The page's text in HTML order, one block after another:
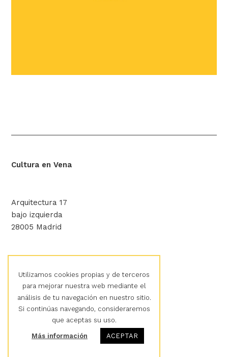
Cultura en Vena
Arquitectura 17
bajo izquierda
28005 Madrid
Aviso legal
Política de privacidad
Política de cookies
Utilizamos cookies propias y de terceros
para mejorar nuestra web mediante el
análisis de tu navegación en nuestro sitio.
Si continúas navegando, consideraremos
que aceptas su uso.
Más información ACEPTAR